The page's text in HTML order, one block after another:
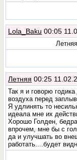
Lola_Baku 00:05
Летняя 00:25
Так я и говорю
воздуха перед
Я удлинять то
идеала мне их
Хорошо Голден,
впрочем, мне бы с
да и улучшать во
работать....будет